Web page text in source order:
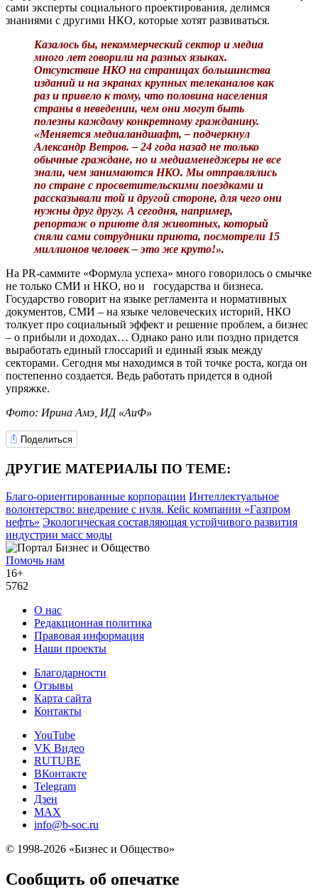
сами эксперты социального проектирования, делимся
знаниями с другими НКО, которые хотят развиваться.
Казалось бы, некоммерческий сектор и медиа
много лет говорили на разных языках.
Отсутствие НКО на страницах большинства
изданий и на экранах крупных телеканалов как
раз и привело к тому, что половина населения
страны в неведении, чем они могут быть
полезны каждому конкретному гражданину.
«Меняется медиаландшафт, – подчеркнул
Александр Ветров. – 24 года назад не только
обычные граждане, но и медиаменеджеры не все
знали, чем занимаются НКО. Мы отправлялись
по стране с просветительскими поездками и
рассказывали той и другой стороне, для чего они
нужны друг другу. А сегодня, например,
репортаж о приюте для животных, который
сняли сами сотрудники приюта, посмотрели 15
миллионов человек – это же круто!».
На PR-саммите «Формула успеха» много говорилось о смычке
не только СМИ и НКО, но и государства и бизнеса.
Государство говорит на языке регламента и нормативных
документов, СМИ – на языке человеческих историй, НКО
толкует про социальный эффект и решение проблем, а бизнес
– о прибыли и доходах… Однако рано или поздно придется
выработать единый глоссарий и единый язык между
секторами. Сегодня мы находимся в той точке роста, когда он
постепенно создается. Ведь работать придется в одной
упряжке.
Фото: Ирина Амэ, ИД «АиФ»
Поделиться
ДРУГИЕ МАТЕРИАЛЫ ПО ТЕМЕ:
Благо-ориентированные корпорации Интеллектуальное
волонтерство: внедрение с нуля. Кейс компании «Газпром
нефть» Экологическая составляющая устойчивого развития
индустрии масс моды
Помочь нам
16+
5762
О нас
Редакционная политика
Правовая информация
Наши проекты
Благодарности
Отзывы
Карта сайта
Контакты
YouTube
VK Видео
RUTUBE
ВКонтакте
Telegram
Дзен
MAX
info@b-soc.ru
© 1998-2026 «Бизнес и Общество»
Сообщить об опечатке